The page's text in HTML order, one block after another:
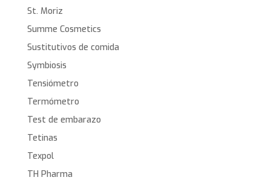
St. Moriz
Summe Cosmetics
Sustitutivos de comida
Symbiosis
Tensiómetro
Termómetro
Test de embarazo
Tetinas
Texpol
TH Pharma